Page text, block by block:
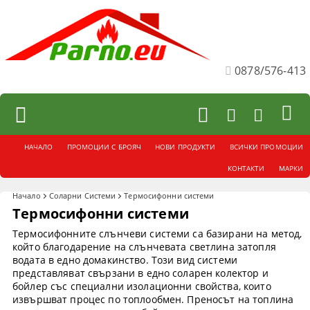
0878/576-413
НАЧАЛО ПРОМОЦИИ С БРОЯЧ НОВИ ПРОДУКТИ ВСИЧКИ ПРОМОЦИИ
КОНТАКТИ МАРКИ
Начало Соларни Системи Термосифонни системи
Термосифонни системи
Термосифонните слънчеви системи са базирани на метод,
който благодарение на слънчевата светлина затопля
водата в едно домакинство. Този вид системи
представляват свързани в едно соларен колектор и
бойлер със специални изолационни свойства, които
извършват процес по топлообмен. Преносът на топлина